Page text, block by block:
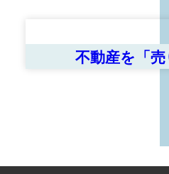
不動産を「